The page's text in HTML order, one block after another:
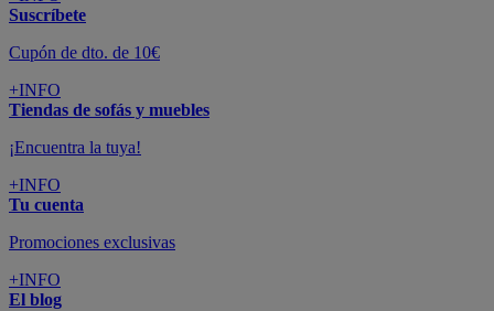
Suscríbete
Cupón de dto. de 10€
+INFO
Tiendas de sofás y muebles
¡Encuentra la tuya!
+INFO
Tu cuenta
Promociones exclusivas
+INFO
El blog